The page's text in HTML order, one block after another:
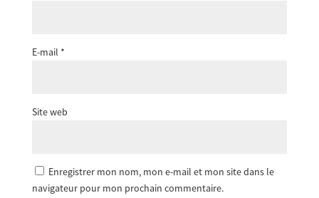
E-mail *
Site web
Enregistrer mon nom, mon e-mail et mon site dans le
navigateur pour mon prochain commentaire.